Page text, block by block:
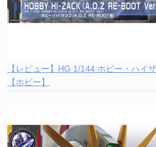
【レビュー】HG 1/144 ホビー・ハイ
【ホビー】